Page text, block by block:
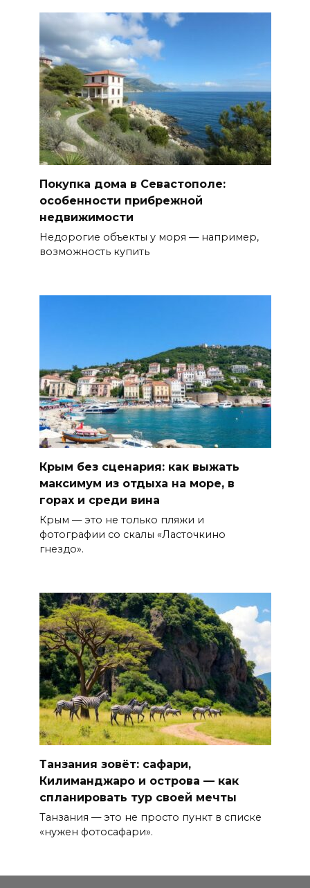
Покупка дома в Севастополе:
особенности прибрежной
недвижимости
Недорогие объекты у моря — например,
возможность купить
Крым без сценария: как выжать
максимум из отдыха на море, в
горах и среди вина
Крым — это не только пляжи и
фотографии со скалы «Ласточкино
гнездо».
Танзания зовёт: сафари,
Килиманджаро и острова — как
спланировать тур своей мечты
Танзания — это не просто пункт в списке
«нужен фотосафари».